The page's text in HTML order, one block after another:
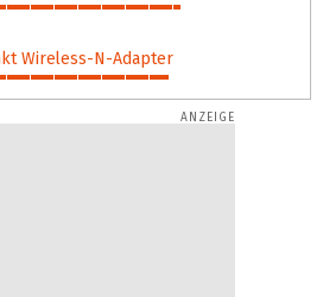
Wireless-N-Adapter